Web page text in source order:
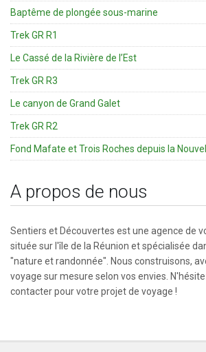
Baptême de plongée sous-marine
Trek GR R1
Le Cassé de la Rivière de l’Est
Trek GR R3
Le canyon de Grand Galet
Trek GR R2
Fond Mafate et Trois Roches depuis la
A propos de nous
Sentiers et Découvertes est une agence de
située sur l'île de la Réunion et spécialisée
"nature et randonnée". Nous construisons,
voyage sur mesure selon vos envies.
contacter pour votre projet de voyage !